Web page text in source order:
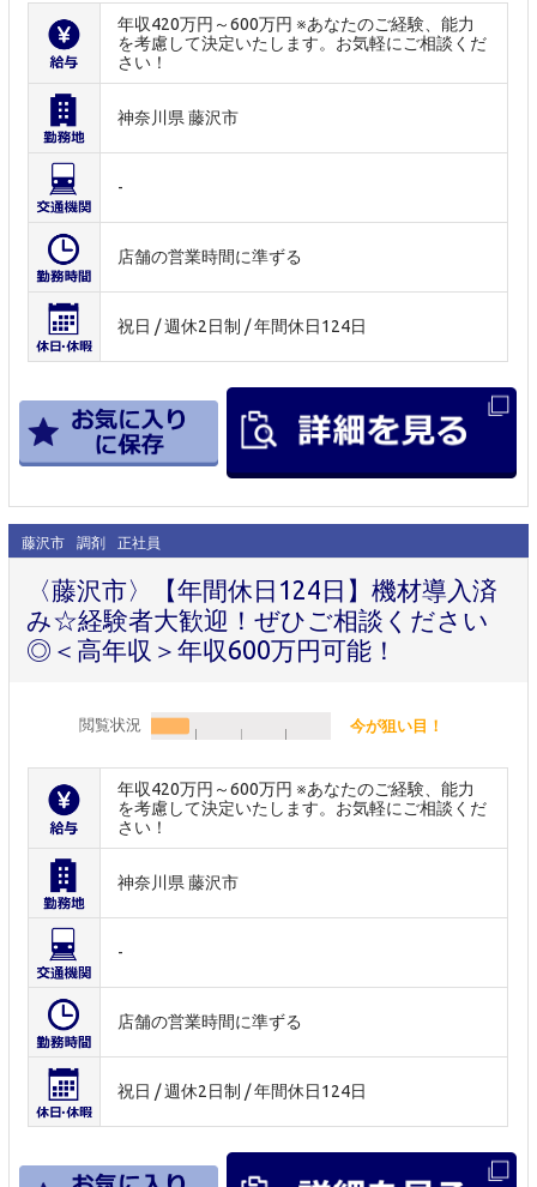
年収420万円～600万円 ※あなたのご経験、能力
を考慮して決定いたします。お気軽にご相談くだ
さい！
神奈川県 藤沢市
-
店舗の営業時間に準ずる
祝日 / 週休2日制 / 年間休日124日
藤沢市 調剤 正社員
〈藤沢市〉【年間休日124日】機材導入済
み☆経験者大歓迎！ぜひご相談ください
◎＜高年収＞年収600万円可能！
閲覧状況 今が狙い目！
年収420万円～600万円 ※あなたのご経験、能力
を考慮して決定いたします。お気軽にご相談くだ
さい！
神奈川県 藤沢市
-
店舗の営業時間に準ずる
祝日 / 週休2日制 / 年間休日124日